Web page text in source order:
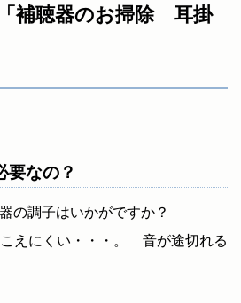
補聴器のお掃除 耳掛
要なの？
の調子はいかがですか？
えにくい・・・。 音が途切れる